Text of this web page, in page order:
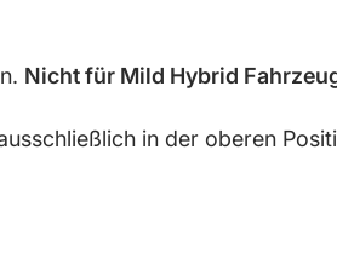
Nicht für Mild Hybrid
in der oberen